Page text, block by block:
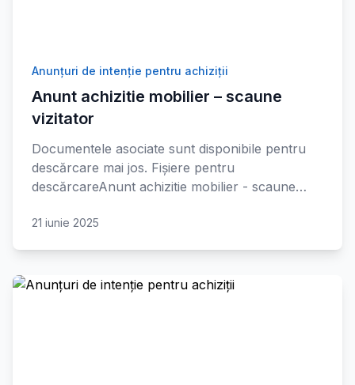
Anunțuri de intenție pentru achiziții
Anunt achizitie mobilier – scaune
vizitator
Documentele asociate sunt disponibile pentru
descărcare mai jos. Fișiere pentru
descărcareAnunt achizitie mobilier - scaune…
21 iunie 2025